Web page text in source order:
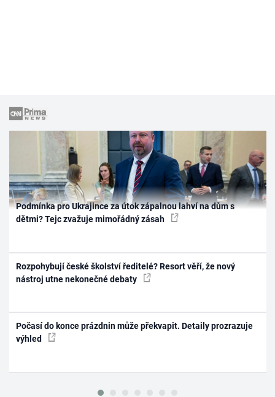
Podmínka pro Ukrajince za útok zápalnou lahví na dům s
dětmi? Tejc zvažuje mimořádný zásah
Rozpohybují české školství ředitelé? Resort věří, že nový
nástroj utne nekonečné debaty
Počasí do konce prázdnin může překvapit. Detaily prozrazuje
výhled